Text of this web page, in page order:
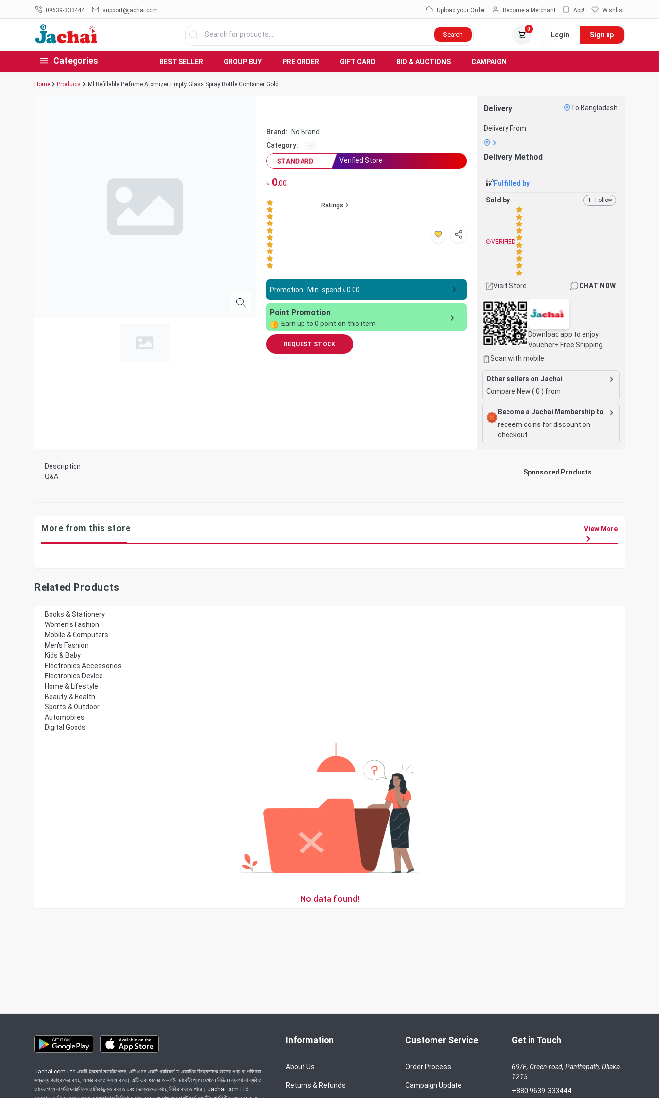
09639-333444 support@jachai.com Upload your Order Become a Merchant App! Wishlist
Search
0
Login Sign up
Categories BEST SELLER GROUP BUY PRE ORDER GIFT CARD BID & AUCTIONS CAMPAIGN
Home Products Ml Refillable Perfume Atomizer Empty Glass Spray Bottle Container Gold
Brand:
No Brand
Category:
STANDARD
Verified Store
৳0 .00
Ratings
Promotion : Min. spend ৳0.00
Point Promotion
Earn up to 0 point on this item
REQUEST STOCK
Delivery To Bangladesh
Delivery From:
Delivery Method
Fulfilled by :
Sold by + Follow
VERIFIED
Visit Store CHAT NOW
Download app to enjoy
Voucher+ Free Shipping
Scan with mobile
Other sellers on Jachai
Compare New ( 0 ) from
Become a Jachai Membership to
redeem coins for discount on
checkout
Description
Q&A
Sponsored Products
More from this store View More
Related Products
Books & Stationery
Women's Fashion
Mobile & Computers
Men's Fashion
Kids & Baby
Electronics Accessories
Electronics Device
Home & Lifestyle
Beauty & Health
Sports & Outdoor
Automobiles
Digital Goods
No data found!
Jachai.com Ltd একটি ইকমার্স মার্কেটপ্লেস, এটি এমন একটি প্ল্যাটফর্ম যা একাধিক বিক্রেতাকে তাদের পণ্য বা পরিষেবা
সম্ভাব্য গ্রাহকদের কাছে অফার করতে সক্ষম করে। এটি এক ধরনের অনলাইন মার্কেটপ্লেস যেখানে বিভিন্ন ব্যবসা বা ব্যক্তি
তাদের পণ্য বা পরিষেবাগুলিকে তালিকাভুক্ত করতে এবং ভোক্তাদের কাছে বিক্রি করতে পারে। Jachai.com Ltd
Information
About Us
Returns & Refunds
Customer Service
Order Process
Campaign Update
Get in Touch
69/E, Green road, Panthapath, Dhaka-
1215.
+880 9639-333444